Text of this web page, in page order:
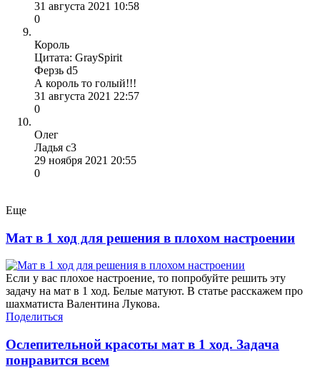
31 августа 2021 10:58
0
Король
Цитата: GraySpirit
Ферзь d5
А король то голый!!!
31 августа 2021 22:57
0
Олег
Ладья с3
29 ноября 2021 20:55
0
Еще
Мат в 1 ход для решения в плохом настроении
Если у вас плохое настроение, то попробуйте решить эту
задачу на мат в 1 ход. Белые матуют. В статье расскажем про
шахматиста Валентина Лукова.
Поделиться
Ослепительной красоты мат в 1 ход. Задача
понравится всем